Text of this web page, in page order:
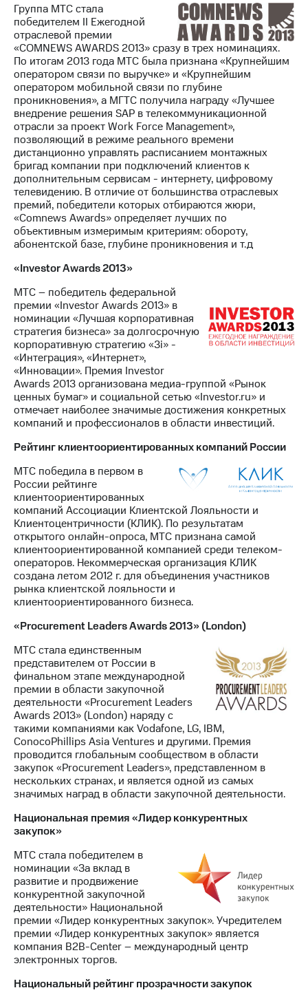
Группа МТС стала
победителем II Ежегодной
отраслевой премии
«COMNEWS AWARDS 2013» сразу в трех номинациях.
По итогам 2013 года МТС была признана «Крупнейшим
оператором связи по выручке» и «Крупнейшим
оператором мобильной связи по глубине
проникновения», а МГТС получила награду «Лучшее
внедрение решения SAP в телекоммуникационной
отрасли за проект Work Force Management»,
позволяющий в режиме реального времени
дистанционно управлять расписанием монтажных
бригад компании при подключений клиентов к
дополнительным сервисам - интернету, цифровому
телевидению. В отличие от большинства отраслевых
премий, победители которых отбираются жюри,
«Comnews Awards» определяет лучших по
объективным измеримым критериям: обороту,
абонентской базе, глубине проникновения и т.д
«Investor Awards 2013»
МТС – победитель федеральной
премии «Investor Awards 2013» в
номинации «Лучшая корпоративная
стратегия бизнеса» за долгосрочную
корпоративную стратегию «3i» -
«Интеграция», «Интернет»,
«Инновации». Премия Investor
Awards 2013 организована медиа-группой «Рынок
ценных бумаг» и социальной сетью «Investor.ru» и
отмечает наиболее значимые достижения конкретных
компаний и профессионалов в области инвестиций.
Рейтинг клиентоориентированных компаний России
МТС победила в первом в
России рейтинге
клиентоориентированных
компаний Ассоциации Клиентской Лояльности и
Клиентоцентричности (КЛИК). По результатам
открытого онлайн-опроса, МТС признана самой
клиентоориентированной компанией среди телеком-
операторов. Некоммерческая организация КЛИК
создана летом 2012 г. для объединения участников
рынка клиентской лояльности и
клиентоориентированного бизнеса.
«Procurement Leaders Awards 2013» (London)
МТС стала единственным
представителем от России в
финальном этапе международной
премии в области закупочной
деятельности «Procurement Leaders
Awards 2013» (London) наряду с
такими компаниями как Vodafone, LG, IBM,
ConocoPhillips Asia Ventures и другими. Премия
проводится глобальным сообществом в области
закупок «Procurement Leaders», представленном в
нескольких странах, и является одной из самых
значимых наград в области закупочной деятельности.
Национальная премия «Лидер конкурентных
закупок»
МТС стала победителем в
номинации «За вклад в
развитие и продвижение
конкурентной закупочной
деятельности» Национальной
премии «Лидер конкурентных закупок». Учредителем
премии «Лидер конкурентных закупок» является
компания B2B-Center – международный центр
электронных торгов.
Национальный рейтинг прозрачности закупок